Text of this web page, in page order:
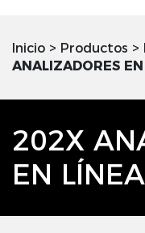
Inicio > Productos >
ANALIZADORES
202X
EN LÍNEA